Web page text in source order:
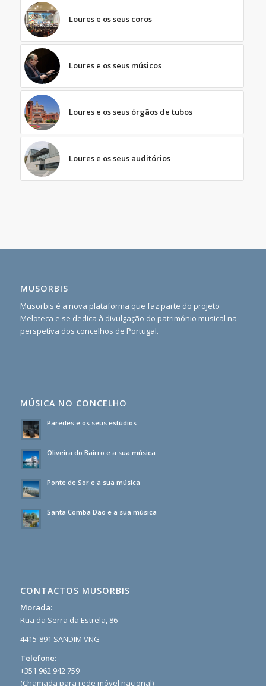
Loures e os seus coros
Loures e os seus músicos
Loures e os seus órgãos de tubos
Loures e os seus auditórios
MUSORBIS
Musorbis é a nova plataforma que faz parte do projeto
Meloteca e se dedica à divulgação do património musical na
perspetiva dos concelhos de Portugal.
MÚSICA NO CONCELHO
Paredes e os seus estúdios
Oliveira do Bairro e a sua música
Ponte de Sor e a sua música
Santa Comba Dão e a sua música
CONTACTOS MUSORBIS
Morada:
Rua da Serra da Estrela, 86
4415-891 SANDIM VNG
Telefone:
+351 962 942 759
(Chamada para rede móvel nacional)